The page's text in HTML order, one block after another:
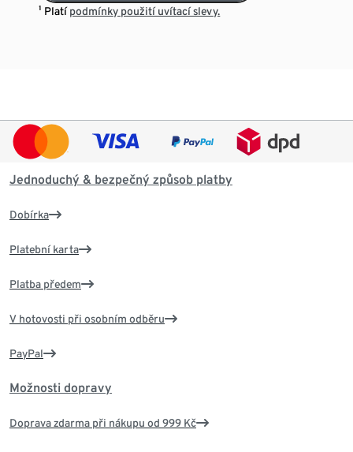
¹ Platípodmínky použití uvítací slevy.
Jednoduchý & bezpečný způsob platby
Dobírka
Platební karta
Platba předem
V hotovosti při osobním odběru
PayPal
Možnosti dopravy
Doprava zdarma při nákupu od 999 Kč